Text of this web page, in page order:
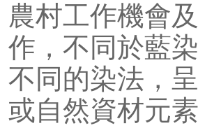
農村工作機會
作，不同於藍
不同的染法，
或自然資材元